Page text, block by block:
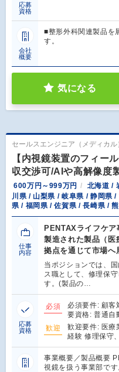
応募
資格
会社
概要
■整形外科関連製品を
す。
気になる
セールスエンジニア（メディカル
【内視鏡装置のフィー
収交渉可/AIや高解像度
600万円～999万円
北海道 /
川県 / 山梨県 / 岐阜県 / 静岡県
県 / 福岡県 / 佐賀県 / 長崎県 /
仕事
内容
PENTAXライフケ
製造された製品（医
拠点を通じて市場へ
当ポジションでは、
ス職として、修理保
す。(製品の…
応募
資格
必須
必須要件: 顧客
要資格: 普通自
歓迎
歓迎要件: 医療
経験 修理保守
事業概要／製品概要
視鏡を扱う事業部です